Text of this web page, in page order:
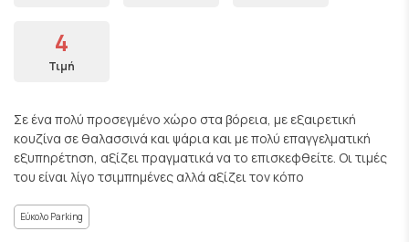
4
Τιμή
Σε ένα πολύ προσεγμένο χώρο στα βόρεια, με εξαιρετική
κουζίνα σε θαλασσινά και ψάρια και με πολύ επαγγελματική
εξυπηρέτηση, αξίζει πραγματικά να το επισκεφθείτε. Οι τιμές
του είναι λίγο τσιμπημένες αλλά αξίζει τον κόπο
Εύκολο Parking